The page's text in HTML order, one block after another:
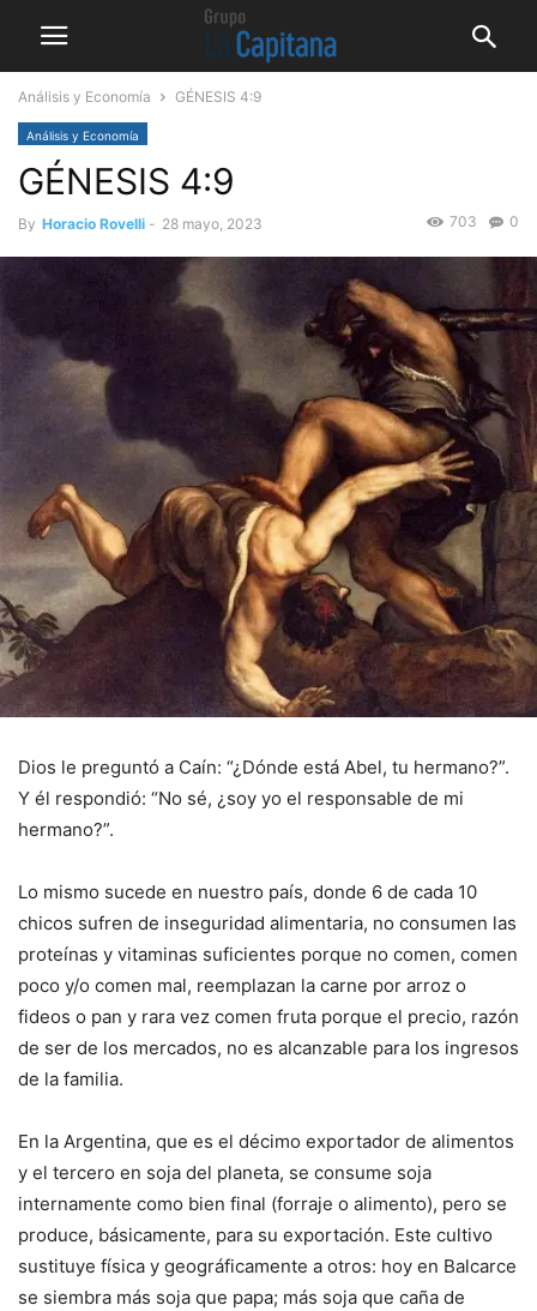
Análisis y Economía GÉNESIS 4:9
Análisis y Economía
GÉNESIS 4:9
By Horacio Rovelli - 28 mayo, 2023 0
703
Dios le preguntó a Caín: “¿Dónde está Abel, tu hermano?”.
Y él respondió: “No sé, ¿soy yo el responsable de mi
hermano?”.
Lo mismo sucede en nuestro país, donde 6 de cada 10
chicos sufren de inseguridad alimentaria, no consumen las
proteínas y vitaminas suficientes porque no comen, comen
poco y/o comen mal, reemplazan la carne por arroz o
fideos o pan y rara vez comen fruta porque el precio, razón
de ser de los mercados, no es alcanzable para los ingresos
de la familia.
En la Argentina, que es el décimo exportador de alimentos
y el tercero en soja del planeta, se consume soja
internamente como bien final (forraje o alimento), pero se
produce, básicamente, para su exportación. Este cultivo
sustituye física y geográficamente a otros: hoy en Balcarce
se siembra más soja que papa; más soja que caña de